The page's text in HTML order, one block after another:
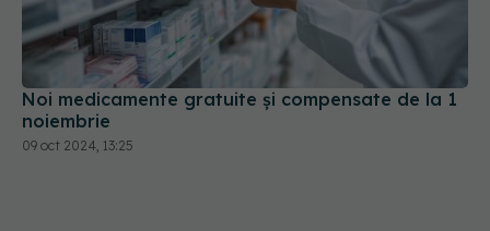
Noi medicamente gratuite şi compensate de la 1
noiembrie
09 oct 2024, 13:25